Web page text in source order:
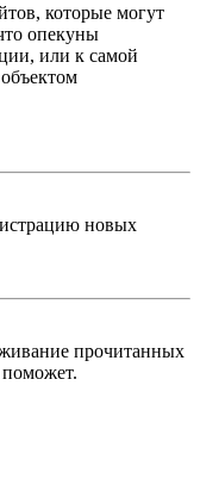
которые могут
опекуны
или к самой
новых
прочитанных